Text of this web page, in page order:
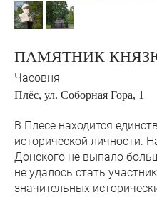
ПАМЯТНИК
Часовня
Плёс, ул. Соборная Гора, 1
В Плесе находится
исторической личности.
Донского не выпало
не удалось стать
значительных